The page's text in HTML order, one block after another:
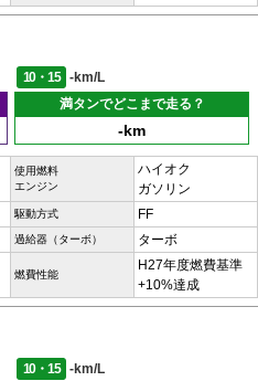
10・15
-km/L
満タンでどこまで走る？
-km
使用燃料
エンジン
ハイオク
ガソリン
駆動方式 FF
過給器（ターボ） ターボ
燃費性能
H27年度燃費基準
+10%達成
10・15
-km/L